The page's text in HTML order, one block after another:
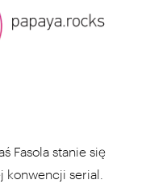
Fasola stanie się
konwencji serial.